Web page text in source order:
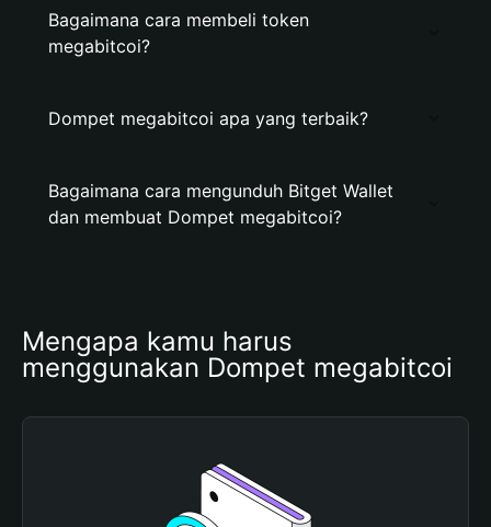
Bagaimana cara membeli token
megabitcoi?
Dompet megabitcoi apa yang terbaik?
Bagaimana cara mengunduh Bitget Wallet
dan membuat Dompet megabitcoi?
Mengapa kamu harus
menggunakan Dompet megabitcoi